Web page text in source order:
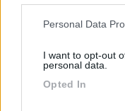
Please note that this
not limited to your
use your data for
Personal Data
I want to opt-out
personal data.
Opted In
docce calde
che a differenza
calde, qui è tutto
giorno e se il